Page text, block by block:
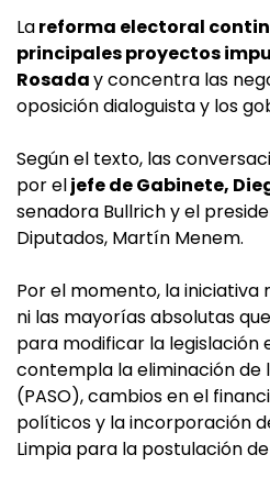
Lareforma electoral
principales proyectos
Rosaday concentra las
oposición dialoguista y los
Según el texto, las
por eljefe de Gabinete,
senadora Bullrich y el
Diputados, Martín Menem.
Por el momento, la iniciativa
ni las mayorías absolutas
para modificar la legislación
contempla la eliminación de
(PASO), cambios en el
políticos y la incorporación
Limpia para la postulación